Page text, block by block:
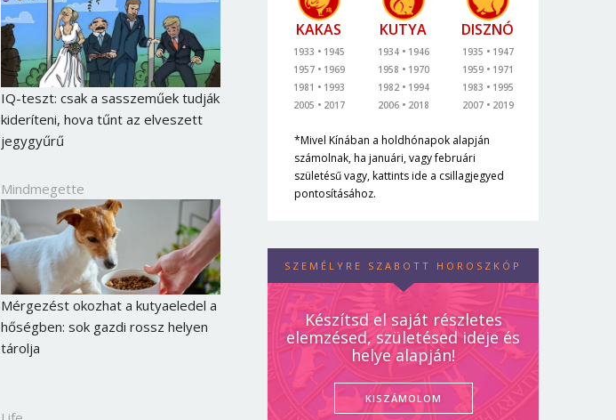
IQ-teszt: csak a sasszeműek tudják
kideríteni, hova tűnt az elveszett
jegygyűrű
Mindmegette
Mérgezést okozhat a kutyaeledel a
hőségben: sok gazdi rossz helyen
tárolja
KAKAS
1933
1945
1957
1969
1981
1993
2005
2017
KUTYA
1934
1946
1958
1970
1982
1994
2006
2018
DISZNÓ
1935
1947
1959
1971
1983
1995
2007
2019
*Mivel Kínában a holdhónapok alapján
számolnak, ha januári, vagy februári
születésű vagy, kattints ide a csillagjegyed
pontosításához.
SZEMÉLYRE SZABOTT HOROSZKÓP
Készítsd el saját részletes
elemzésed, születésed ideje és
helye alapján!
KISZÁMOLOM
Bejelentkezés